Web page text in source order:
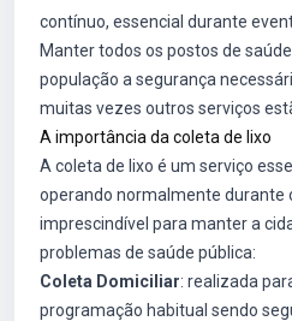
contínuo, essencial durante
Manter todos os postos de
população a segurança
muitas vezes outros serviços
A importância da coleta de lixo
A coleta de lixo é um serviço
operando normalmente durante
imprescindível para manter a
problemas de saúde pública:
Coleta Domiciliar: realizada
programação habitual sendo